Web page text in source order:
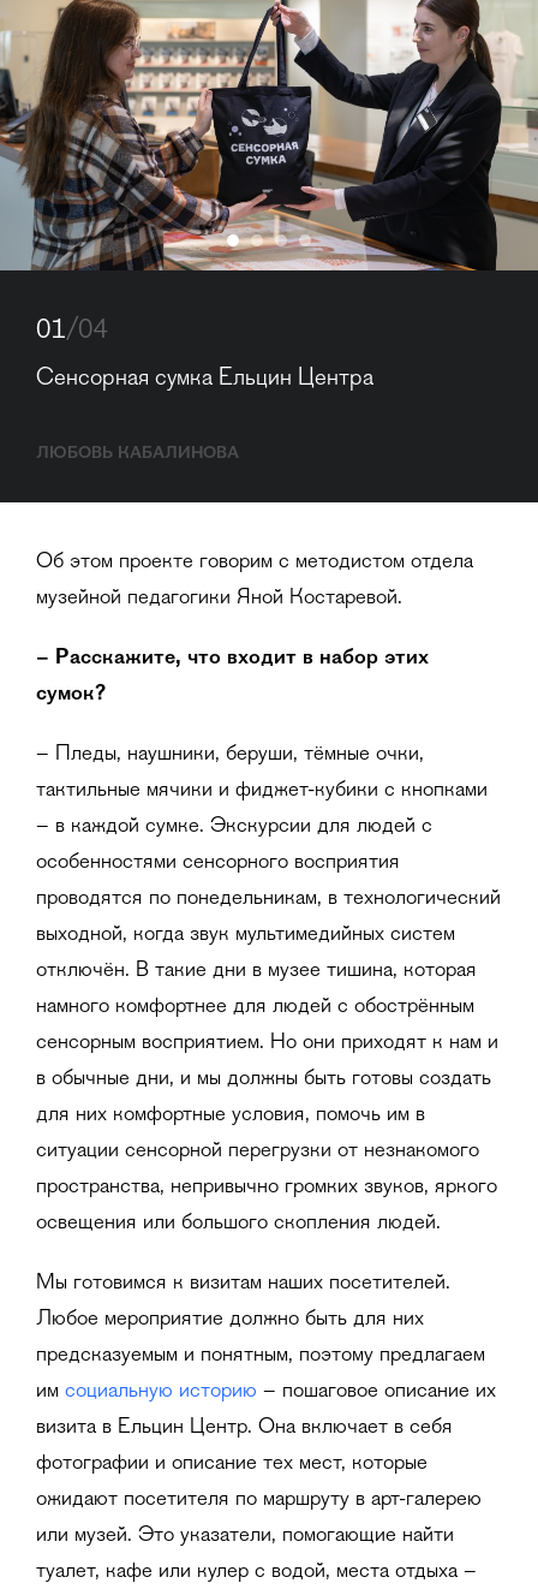
01/04
Сенсорная сумка Ельцин Центра
ЛЮБОВЬ КАБАЛИНОВА
Об этом проекте говорим с методистом отдела
музейной педагогики Яной Костаревой.
– Расскажите, что входит в набор этих
сумок?
– Пледы, наушники, беруши, тёмные очки,
тактильные мячики и фиджет-кубики с кнопками
– в каждой сумке. Экскурсии для людей с
особенностями сенсорного восприятия
проводятся по понедельникам, в технологический
выходной, когда звук мультимедийных систем
отключён. В такие дни в музее тишина, которая
намного комфортнее для людей с обострённым
сенсорным восприятием. Но они приходят к нам и
в обычные дни, и мы должны быть готовы создать
для них комфортные условия, помочь им в
ситуации сенсорной перегрузки от незнакомого
пространства, непривычно громких звуков, яркого
освещения или большого скопления людей.
Мы готовимся к визитам наших посетителей.
Любое мероприятие должно быть для них
предсказуемым и понятным, поэтому предлагаем
им социальную историю – пошаговое описание их
визита в Ельцин Центр. Она включает в себя
фотографии и описание тех мест, которые
ожидают посетителя по маршруту в арт-галерею
или музей. Это указатели, помогающие найти
туалет, кафе или кулер с водой, места отдыха –